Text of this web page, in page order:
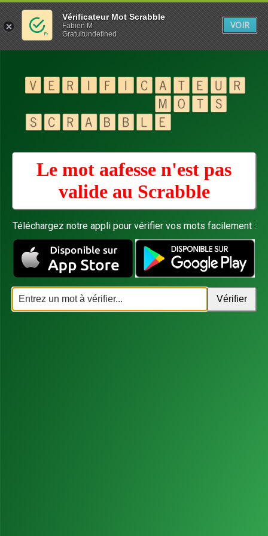
Le mot aafesse n'est pas
valide au Scrabble
Téléchargez notre appli pour vérifier vos mots facilement :
Vérificateur Mot Scrabble
Fabien M
Gratuitundefined
VOIR